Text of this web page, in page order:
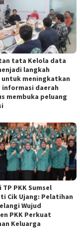
tata Kelola data
langkah
meningkatkan
daerah
membuka peluang
PKK Sumsel
Cik Ujang: Pelatihan
Wujud
PKK Perkuat
Keluarga